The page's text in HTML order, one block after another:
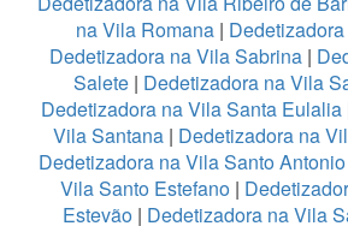
na Vila Romana|
Dedetizadora na Vila Sabrina|
Salete| Dedetizadora na Vila
Dedetizadora na Vila Santa Eulalia
Vila Santana | Dedetizadora na
Dedetizadora na Vila Santo Antonio
Vila Santo Estefano|
Estevão | Dedetizadora na Vila